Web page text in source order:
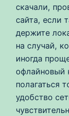
скачали,
сайта, если
держите
на случай,
иногда
офлайновый
полагаться
удобство